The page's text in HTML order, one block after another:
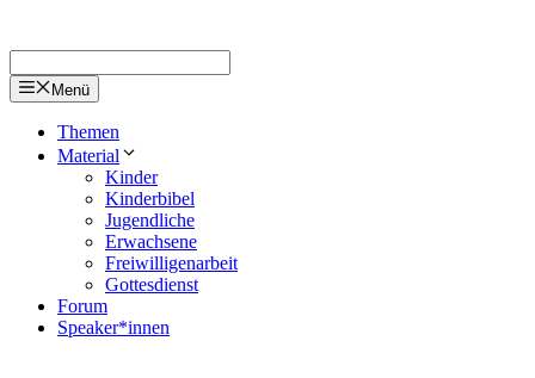
Menü
Themen
Material
Kinder
Kinderbibel
Jugendliche
Erwachsene
Freiwilligenarbeit
Gottesdienst
Forum
Speaker*innen